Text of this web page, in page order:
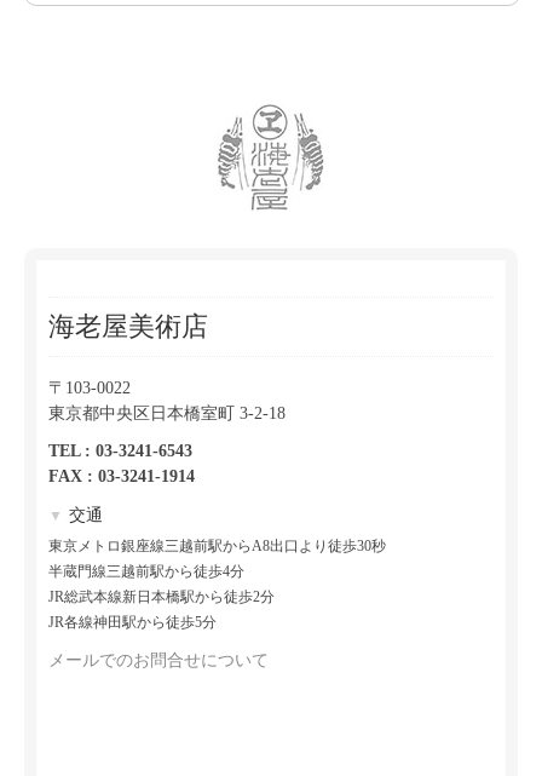
海老屋美術店
〒103-0022
東京都中央区日本橋室町 3-2-18
TEL : 03-3241-6543
FAX : 03-3241-1914
▼ 交通
東京メトロ銀座線三越前駅からA8出口より徒歩30秒
半蔵門線三越前駅から徒歩4分
JR総武本線新日本橋駅から徒歩2分
JR各線神田駅から徒歩5分
メールでのお問合せについて